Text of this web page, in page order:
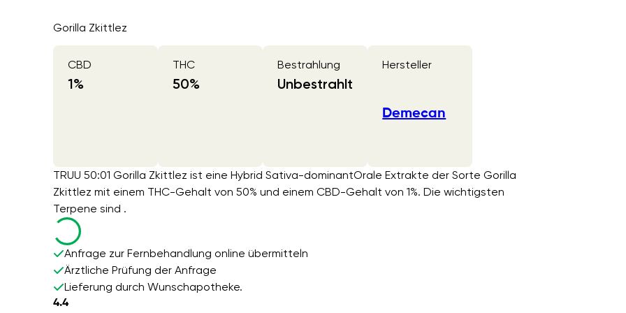
Gorilla Zkittlez
CBD
1%
THC
50%
Bestrahlung
Unbestrahlt
Hersteller
Demecan
TRUU 50:01 Gorilla Zkittlez ist eine Hybrid Sativa-dominantOrale Extrakte der Sorte Gorilla
Zkittlez mit einem THC-Gehalt von 50% und einem CBD-Gehalt von 1%. Die wichtigsten
Terpene sind .
Anfrage zur Fernbehandlung online übermitteln
Ärztliche Prüfung der Anfrage
Lieferung durch Wunschapotheke.
4.4